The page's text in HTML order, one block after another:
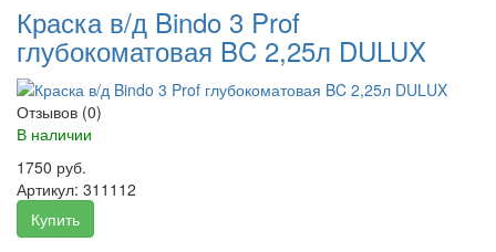
Краска в/д Bindo 3 Prof
глубокоматовая BC 2,25л DULUX
Отзывов (0)
В наличии
1750 руб.
Артикул: 311112
Купить